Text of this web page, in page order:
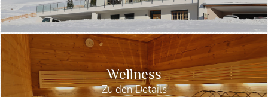
Wellness
Zu den Details